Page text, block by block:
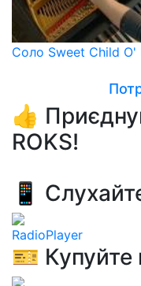
Соло Sweet Child O'
👍
ROKS!
📱
RadioPlayer
🎫 Купуйте